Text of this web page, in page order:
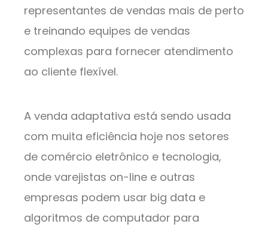
representantes de vendas mais de perto
e treinando equipes de vendas
complexas para fornecer atendimento
ao cliente flexível.
A venda adaptativa está sendo usada
com muita eficiência hoje nos setores
de comércio eletrônico e tecnologia,
onde varejistas on-line e outras
empresas podem usar big data e
algoritmos de computador para